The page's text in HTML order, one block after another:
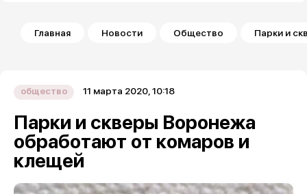
Строка навигации
Главная Новости Общество Парки и
общество 11 марта 2020, 10:18
Парки и скверы Воронежа
обработают от комаров и
клещей